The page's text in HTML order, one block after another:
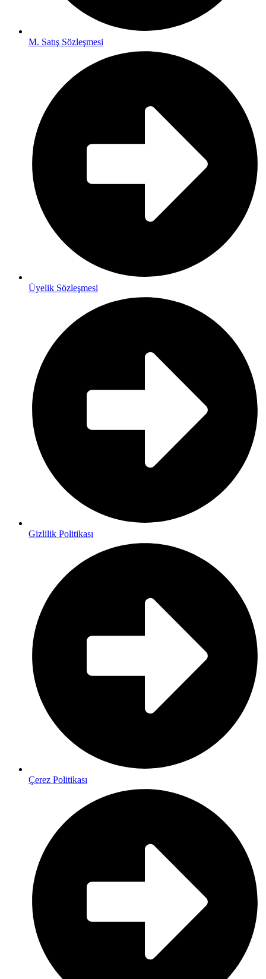
M. Satış Sözleşmesi
Üyelik Sözleşmesi
Gizlilik Politikası
Çerez Politikası